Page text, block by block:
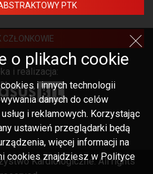
PTK
CZŁONKOWIE
i realizacja:
Kardiologiczne. All rights
o plikach cookie
i innych technologii
danych do celów
i reklamowych. Korzystając
ustawień przeglądarki będą
więcej informacji na
cookies znajdziesz w Polityce